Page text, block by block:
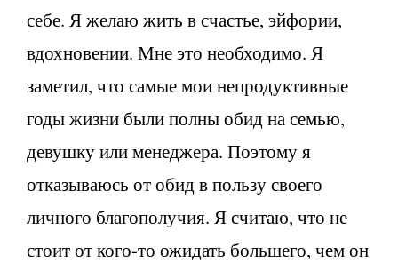
себе. Я желаю жить в счастье, эйфории,
вдохновении. Мне это необходимо. Я
заметил, что самые мои непродуктивные
годы жизни были полны обид на семью,
девушку или менеджера. Поэтому я
отказываюсь от обид в пользу своего
личного благополучия. Я считаю, что не
стоит от кого-то ожидать большего, чем он